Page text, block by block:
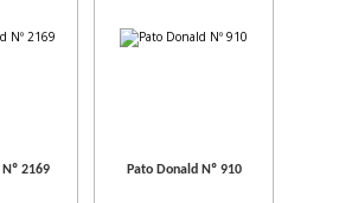
2169 Pato Donald Nº 910